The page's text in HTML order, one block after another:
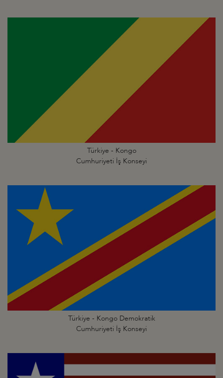
Türkiye - Kongo
Cumhuriyeti İş Konseyi
Türkiye - Kongo Demokratik
Cumhuriyeti İş Konseyi